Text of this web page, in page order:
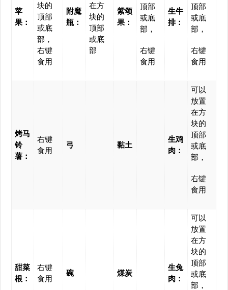
苹
果：
块的
顶部
或底
部，
右键
食用
附魔
瓶：
在方
块的
顶部
或底
部
紫颂
果：
顶部
或底
部，
右键
食用
生牛
排：
顶部
或底
部，
右键
食用
烤马
铃
薯：
右键
食用
弓 黏土
生鸡
肉：
可以
放置
在方
块的
顶部
或底
部，
右键
食用
甜菜
根：
右键
食用
碗 煤炭
生兔
肉：
可以
放置
在方
块的
顶部
或底
部，